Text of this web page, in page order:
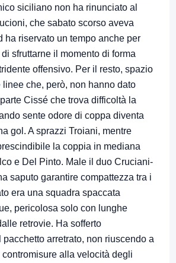
siciliano non ha rinunciato al
che sabato scorso aveva
ha riservato un tempo anche per
sfruttarne il momento di forma
offensivo. Per il resto, spazio
linee che, però, non hanno dato
Cissé che trova difficoltà la
sente odore di coppa diventa
gol. A sprazzi Troiani, mentre
la coppia in mediana
e Del Pinto. Male il duo Cruciani-
saputo garantire compattezza tra i
era una squadra spaccata
pericolosa solo con lunghe
retrovie. Ha sofferto
pacchetto arretrato, non riuscendo a
alla velocità degli